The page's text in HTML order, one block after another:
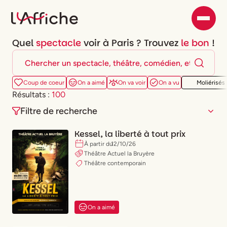
Quel spectacle voir à Paris ? Trouvez le bon !
Coup de coeur On a aimé On va voir On a vu Moliérisés
Résultats : 100
Filtre de recherche
Lun. Mar.
Peu importe
Kessel, la liberté à tout prix
À partir du12/10/26
Théâtre Actuel la Bruyère
Théâtre contemporain
On a aimé